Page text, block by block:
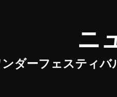
ニ
ダーフェスティバ